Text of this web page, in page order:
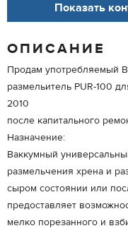
Показать
ОПИСАНИЕ
Продам употребляемый
размельитель PUR-100
2010
после капитального
Назначение:
Ваккумный
размельчения хрена и
сыром состоянии или
предоставляет
мелко порезанного и